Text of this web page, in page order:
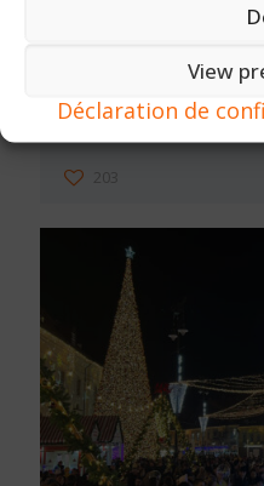
View
Déclaration de
Château de Peles
près de la ville de
203